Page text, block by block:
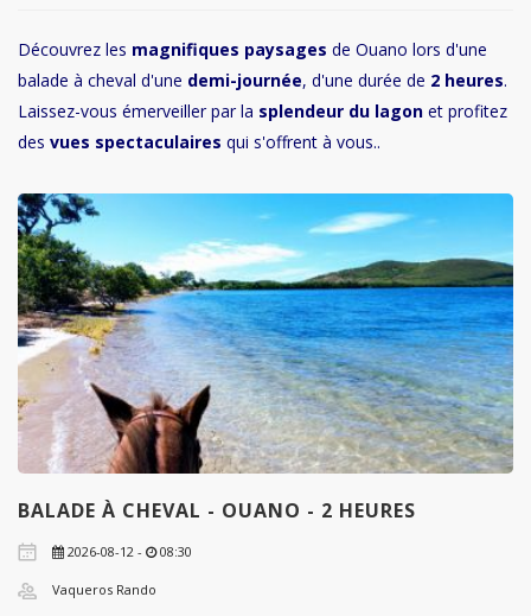
Découvrez les magnifiques paysages de Ouano lors d'une
balade à cheval d'une demi-journée, d'une durée de 2 heures.
Laissez-vous émerveiller par la splendeur du lagon et profitez
des vues spectaculaires qui s'offrent à vous..
BALADE À CHEVAL - OUANO - 2 HEURES
2026-08-12 - 08:30
Vaqueros Rando